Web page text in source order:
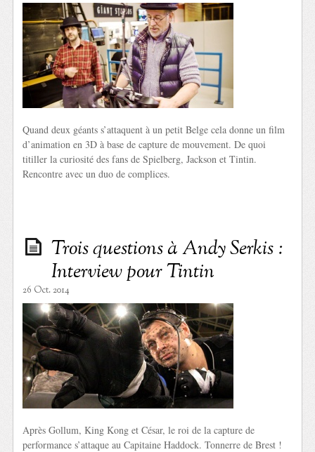
Quand deux géants s’attaquent à un petit Belge cela donne un film
d’animation en 3D à base de capture de mouvement. De quoi
titiller la curiosité des fans de Spielberg, Jackson et Tintin.
Rencontre avec un duo de complices.
Trois questions à Andy Serkis :
Interview pour Tintin
26 Oct. 2014
Après Gollum, King Kong et César, le roi de la capture de
performance s’attaque au Capitaine Haddock. Tonnerre de Brest !